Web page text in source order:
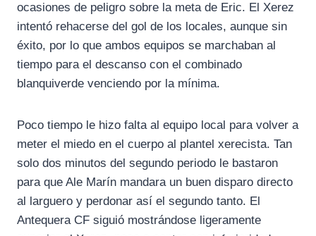
ocasiones de peligro sobre la meta de Eric. El Xerez
intentó rehacerse del gol de los locales, aunque sin
éxito, por lo que ambos equipos se marchaban al
tiempo para el descanso con el combinado
blanquiverde venciendo por la mínima.
Poco tiempo le hizo falta al equipo local para volver a
meter el miedo en el cuerpo al plantel xerecista. Tan
solo dos minutos del segundo periodo le bastaron
para que Ale Marín mandara un buen disparo directo
al larguero y perdonar así el segundo tanto. El
Antequera CF siguió mostrándose ligeramente